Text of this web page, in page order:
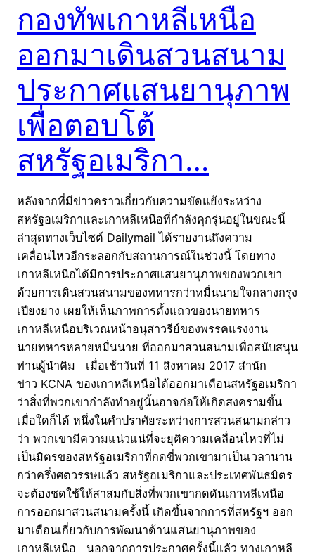
กองทัพเกาหลีเหนือ
ออกมาเดินสวนสนาม
ประกาศแสนยานุภาพ
เพื่อตอบโต้
สหรัฐอเมริกา…
หลังจากที่มีข่าวคราวเกี่ยวกับความขัดแย้งระหว่าง
สหรัฐอเมริกาและเกาหลีเหนือที่กำลังคุกรุ่นอยู่ในขณะนี้
ล่าสุดทางเว็บไซต์ Dailymail ได้รายงานถึงความ
เคลื่อนไหวอีกระลอกกับสถานการณ์ในช่วงนี้ โดยทาง
เกาหลีเหนือได้มีการประกาศแสนยานุภาพของพวกเขา
ด้วยการเดินสวนสนามของทหารกว่าหมื่นนายใจกลางกรุง
เปียงยาง เผยให้เห็นภาพการตั้งแถวของนายทหาร
เกาหลีเหนือบริเวณหน้าอนุสาวรีย์ของพรรคแรงงาน
นายทหารหลายหมื่นนาย ที่ออกมาสวนสนามเพื่อสนับสนุน
ท่านผู้นำคิม เมื่อเช้าวันที่ 11 สิงหาคม 2017 สำนัก
ข่าว KCNA ของเกาหลีเหนือได้ออกมาเตือนสหรัฐอเมริกา
ว่าสิ่งที่พวกเขากำลังทำอยู่นั้นอาจก่อให้เกิดสงครามขึ้น
เมื่อใดก็ได้ หนึ่งในคำปราศัยระหว่างการสวนสนามกล่าว
ว่า พวกเขามีความแน่วแน่ที่จะยุติความเคลื่อนไหวที่ไม่
เป็นมิตรของสหรัฐอเมริกาที่กดขี่พวกเขามาเป็นเวลานาน
กว่าครึ่งศตวรรษแล้ว สหรัฐอเมริกาและประเทศพันธมิตร
จะต้องชดใช้ให้สาสมกับสิ่งที่พวกเขากดดันเกาหลีเหนือ
การออกมาสวนสนามครั้งนี้ เกิดขึ้นจากการที่สหรัฐฯ ออก
มาเตือนเกี่ยวกับการพัฒนาด้านแสนยานุภาพของ
เกาหลีเหนือ นอกจากการประกาศครั้งนี้แล้ว ทางเกาหลี